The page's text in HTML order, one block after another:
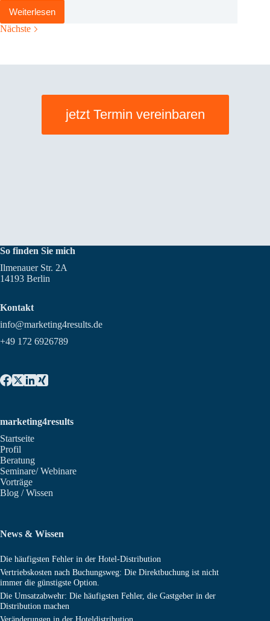
WeiterlesenImpulsvortrag:
Erfolgreiches
Nächste
jetzt Termin vereinbaren
So finden Sie mich
Ilmenauer Str. 2A
14193 Berlin
Kontakt
info@marketing4results.de
+49 172 6926789
marketing4results
Startseite
Profil
Beratung
Seminare/ Webinare
Vorträge
Blog / Wissen
News & Wissen
Die häufigsten Fehler in der Hotel-Distribution
Vertriebskosten nach Buchungsweg: Die Direktbuchung ist nicht
immer die günstigste Option.
Die Umsatzabwehr: Die häufigsten Fehler, die Gastgeber in der
Distribution machen